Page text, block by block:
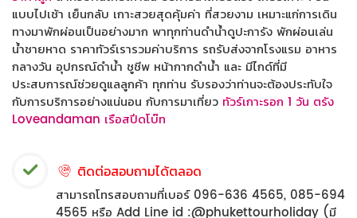
แบบไปเช้า เย็นกลับ เกาะสวยสุดคุ้มค่า ที่สวยงาม เหมาะแก่การเดิน
ทางมาพักผ่อนเป็นอย่างมาก พาทุกท่านดำน้ำดูปะการัง พักผ่อนเล่น
น้ำชายหาด ราคาทัวร์เรารวมค่าบริการ รถรับส่งจากโรงแรม อาหาร
กลางวัน อุปกรณ์ดำน้ำ ชูชีพ หน้ากากดำน้ำ และ มีไกด์ที่มี
ประสบการณ์ช่วยดูแลลูกค้า ทุกท่าน รับรองว่าท่านจะต้องประทับใจ
กับการบริการอย่างแน่นอน กับการมาเที่ยว ทัวร์เกาะรอก 1 วัน ตรัง
Loveandaman เรือสปีดโบ๊ท
ติดต่อสอบถามได้ตลอด
สามารถโทรสอบถามที่เบอร์ 096-636 4565, 085-694
4565 หรือ Add Line id :@phukettourholiday (มี